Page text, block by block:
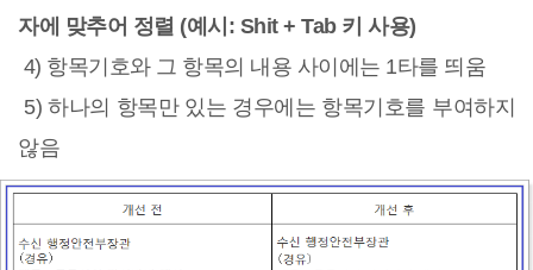
자에 맞추어 정렬 (예시: Shit + Tab 키 사용)
4) 항목기호와 그 항목의 내용 사이에는 1타를 띄움
5) 하나의 항목만 있는 경우에는 항목기호를 부여하지
않음